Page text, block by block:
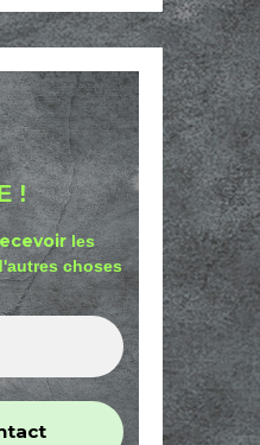
!
les
choses